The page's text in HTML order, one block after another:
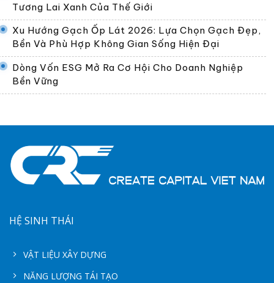
Tương Lai Xanh Của Thế Giới
Xu Hướng Gạch Ốp Lát 2026: Lựa Chọn Gạch Đẹp,
Bền Và Phù Hợp Không Gian Sống Hiện Đại
Dòng Vốn ESG Mở Ra Cơ Hội Cho Doanh Nghiệp
Bền Vững
HỆ SINH THÁI
VẬT LIỆU XÂY DỰNG
NĂNG LƯỢNG TÁI TẠO